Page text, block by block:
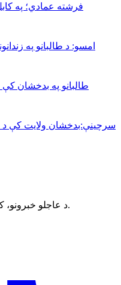
فرشته عمادي؛ په
طالبانو په بدخشان
سرچینې:بدخشان ولایت کې د
د عاجلو خبرونو، کلیپونو او تازه معلوماتو رسمي چینلونه.